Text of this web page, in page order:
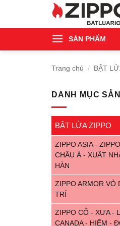
SẢN PHẨM
Trang chủ / BẬT
DANH MỤC
BẬT LỬA ZIPPO
ZIPPO ASIA -
CHÂU Á - XUẤT
HÀN
ZIPPO ARMOR VỎ
TRÍ
ZIPPO CỔ - XƯA -
CANADA - HIẾM -